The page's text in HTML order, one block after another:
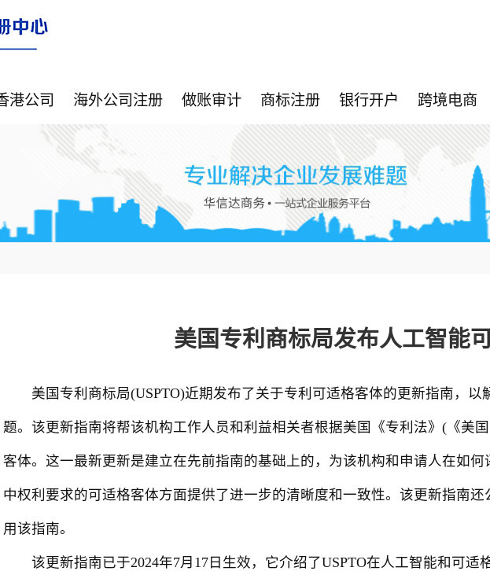
港公司 海外公司注册 做账审计 商标注册 银行开户 跨境电商
美国专利商标局发布人工智能
美国专利商标局(USPTO)近期发布了关于专利可适格客体的更新指南，以
题。该更新指南将帮该机构工作人员和利益相关者根据美国《专利法》(《美
客体。这一最新更新是建立在先前指南的基础上的，为该机构和申请人在如
中权利要求的可适格客体方面提供了进一步的清晰度和一致性。该更新指南
用该指南。
该更新指南已于2024年7月17日生效，它介绍了USPTO在人工智能和可适